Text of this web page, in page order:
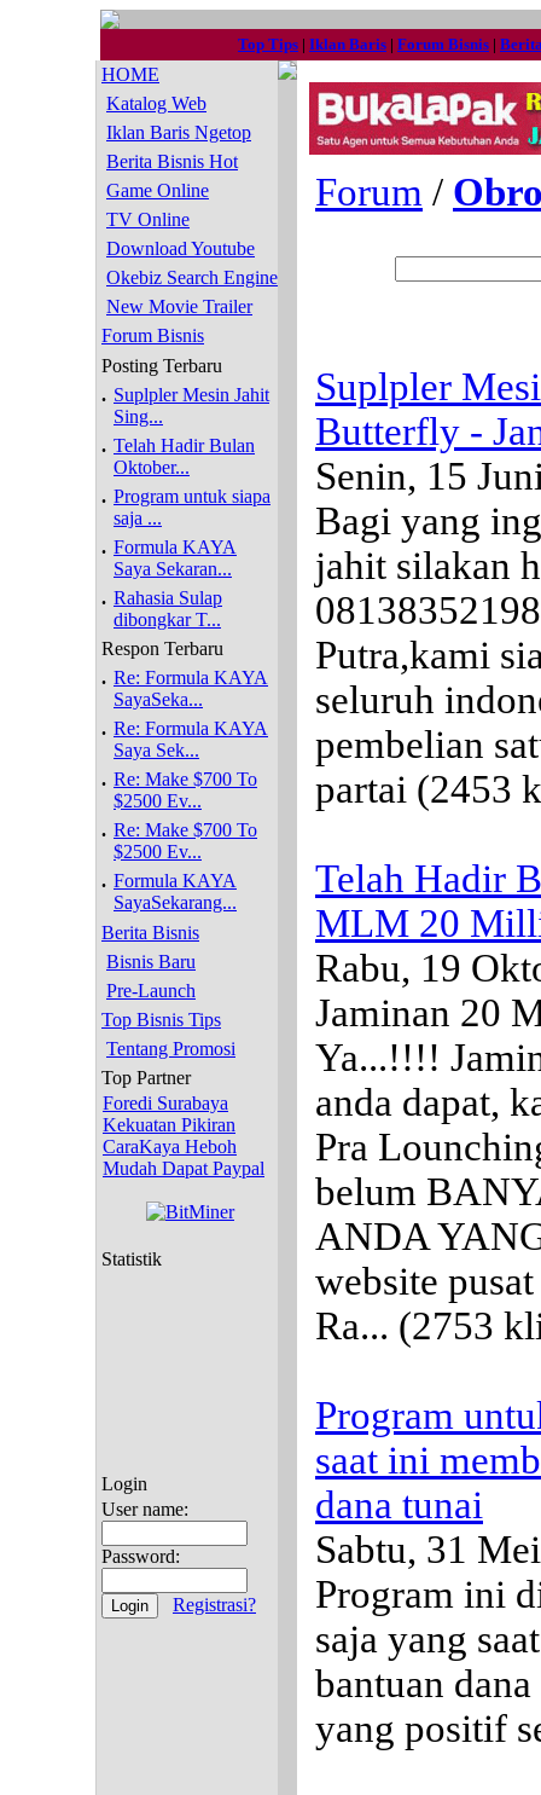
Top Tips | Iklan Baris | Forum Bisnis |
HOME
Katalog Web
Iklan Baris Ngetop
Berita Bisnis Hot
Game Online
TV Online
Download Youtube
Okebiz Search Engine
New Movie Trailer
Forum Bisnis
Posting Terbaru
. Suplpler Mesin Jahit
Sing...
. Telah Hadir Bulan
Oktober...
. Program untuk siapa
saja ...
. Formula KAYA
Saya Sekaran...
. Rahasia Sulap
dibongkar T...
Respon Terbaru
. Re: Formula KAYA
SayaSeka...
. Re: Formula KAYA
Saya Sek...
. Re: Make $700 To
$2500 Ev...
. Re: Make $700 To
$2500 Ev...
. Formula KAYA
SayaSekarang...
Berita Bisnis
Bisnis Baru
Pre-Launch
Top Bisnis Tips
Tentang Promosi
Top Partner
Foredi Surabaya
Kekuatan Pikiran
CaraKaya Heboh
Mudah Dapat Paypal
Statistik
Login
User name:
Password:
Registrasi?
Forum /
Suplpler
Butterfly -
Senin, 15
Bagi yang
jahit silakan
Putra,kami
seluruh
pembelian
partai (2453
Telah Hadir
MLM 20
Rabu, 19
Jaminan 20
Ya...!!!!
anda dapat,
Pra
belum
ANDA
website
Ra... (2753
Program
saat ini
dana tunai
Sabtu, 31
Program ini
saja yang
bantuan
yang positif